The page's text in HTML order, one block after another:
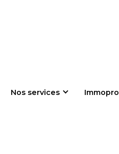
Nos services Immopro